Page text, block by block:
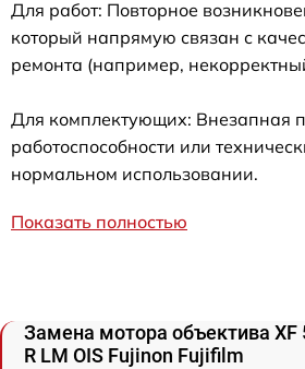
Для работ: Повторное
который напрямую связан с
ремонта (например,
Для комплектующих: Внезапная
работоспособности или
нормальном использовании.
Показать полностью
Замена мотора объектива XF
R LM OIS Fujinon Fujifilm